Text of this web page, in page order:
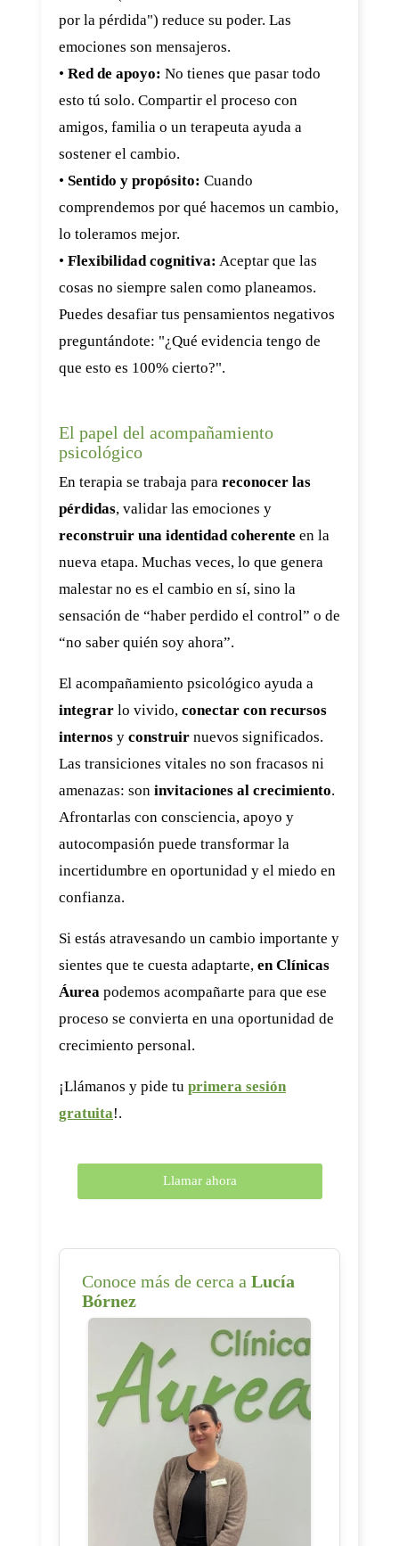
por la pérdida") reduce su poder. Las
emociones son mensajeros.
• Red de apoyo: No tienes que pasar todo
esto tú solo. Compartir el proceso con
amigos, familia o un terapeuta ayuda a
sostener el cambio.
• Sentido y propósito: Cuando
comprendemos por qué hacemos un cambio,
lo toleramos mejor.
• Flexibilidad cognitiva: Aceptar que las
cosas no siempre salen como planeamos.
Puedes desafiar tus pensamientos negativos
preguntándote: "¿Qué evidencia tengo de
que esto es 100% cierto?".
El papel del acompañamiento
psicológico
En terapia se trabaja para reconocer las
pérdidas, validar las emociones y
reconstruir una identidad coherente en la
nueva etapa. Muchas veces, lo que genera
malestar no es el cambio en sí, sino la
sensación de “haber perdido el control” o de
“no saber quién soy ahora”.
El acompañamiento psicológico ayuda a
integrar lo vivido, conectar con recursos
internos y construir nuevos significados.
Las transiciones vitales no son fracasos ni
amenazas: son invitaciones al crecimiento.
Afrontarlas con consciencia, apoyo y
autocompasión puede transformar la
incertidumbre en oportunidad y el miedo en
confianza.
Si estás atravesando un cambio importante y
sientes que te cuesta adaptarte, en Clínicas
Áurea podemos acompañarte para que ese
proceso se convierta en una oportunidad de
crecimiento personal.
¡Llámanos y pide tu primera sesión
gratuita!.
Llamar ahora
Conoce más de cerca a Lucía
Bórnez